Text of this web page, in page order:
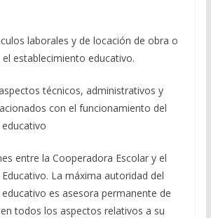
laborales y de locación de obra o
establecimiento educativo.
técnicos, administrativos y
con el funcionamiento del
entre la Cooperadora Escolar y el
La máxima autoridad del
es asesora permanente de
todos los aspectos relativos a su